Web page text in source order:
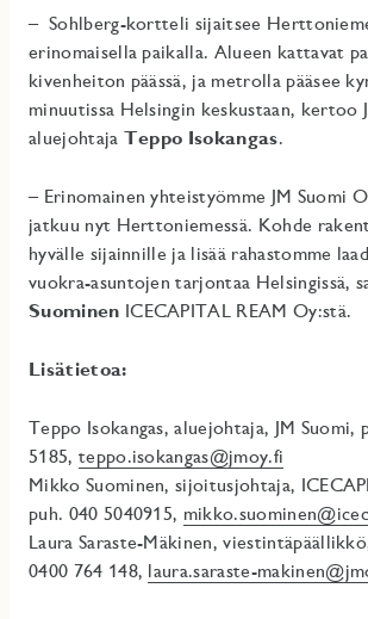
–Sohlberg-kortteli sijaitsee
erinomaisella paikalla. Alueen kattavat
kivenheiton päässä, ja metrolla pääsee
minuutissa Helsingin keskustaan, kertoo
aluejohtaja Teppo Isokangas.
– Erinomainen yhteistyömme JM Suomi
jatkuu nyt Herttoniemessä. Kohde
hyvälle sijainnille ja lisää rahastomme
vuokra-asuntojen tarjontaa Helsingissä,
Suominen ICECAPITAL REAM Oy:stä.
Lisätietoa:
Teppo Isokangas, aluejohtaja, JM Suomi,
5185, teppo.isokangas@jmoy.fi
Mikko Suominen, sijoitusjohtaja,
puh. 040 5040915,
Laura Saraste-Mäkinen,
0400 764 148, laura.saraste-